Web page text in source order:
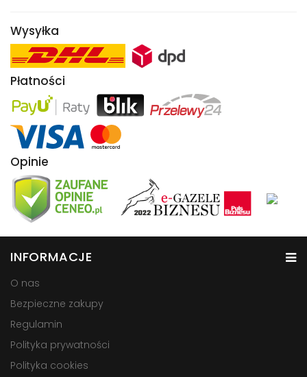
Wysyłka
Płatności
Opinie
INFORMACJE
O nas
Bezpieczne zakupy
Regulamin
Polityka prywatności
Polityka cookies